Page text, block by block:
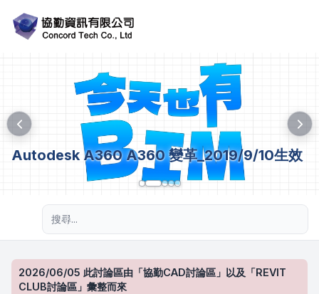
Autodesk A360 A360 變革_2019/9/10生效
2026/06/05 此討論區由「協勤CAD討論區」以及「REVIT
CLUB討論區」彙整而來